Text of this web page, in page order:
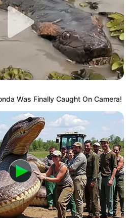
Was Finally Caught On Camera!